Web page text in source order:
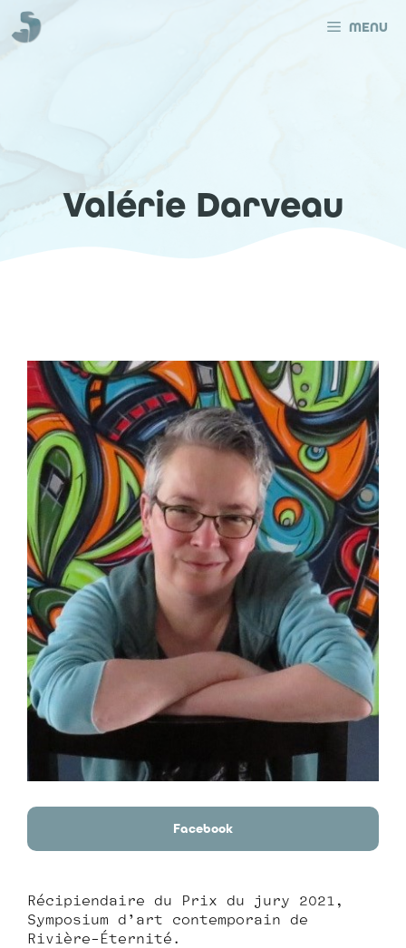
Aller
contenu
MENU
Valérie Darveau
Facebook
Récipiendaire du Prix du jury 2021,
Symposium d’art contemporain de
Rivière-Éternité.